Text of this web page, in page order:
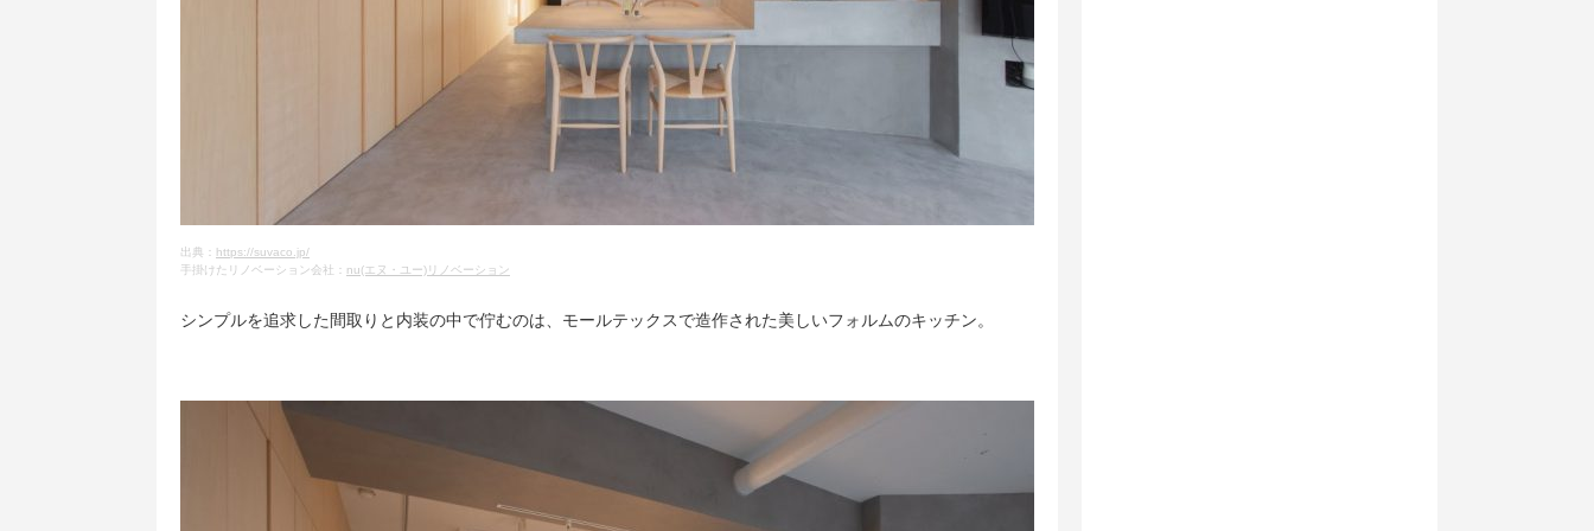
出典： https://suvaco.jp/
手掛けたリノベーション会社： nu(エヌ・ユー)リノベーション
シンプルを追求した間取りと内装の中で佇むのは、モールテックスで造作された美しいフォルムのキッチン。